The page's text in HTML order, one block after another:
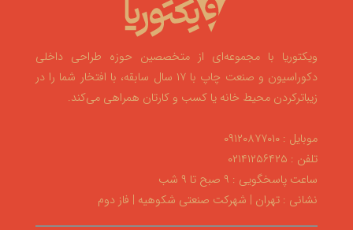
ویکتوریا با مجموعه‌ای از متخصصین حوزه طراحی داخلی
دکوراسیون و صنعت چاپ با ۱۷ سال سابقه، با افتخار شما را در
زیباترکردن محیط خانه یا کسب و کارتان همراهی می‌کند.
موبایل : ۰۹۱۲۰۸۷۷۰۱۰
تلفن : ۰۲۱۴۱۲۵۶۴۲۵
ساعت پاسخگویی : ۹ صبح تا ۹ شب
نشانی : تهران | شهرکت صنعتی شکوهیه | فاز دوم